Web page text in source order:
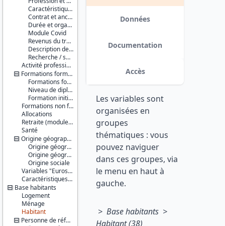
Caractéristiques de l'entreprise
Contrat et ancienneté dans l’emploi
Durée et organisation du travail
Module Covid
Revenus du travail
Description de l'emploi secondaire
Recherche / souhait d’une autre activité professionnelle
Activité professionnelle antérieure
Formations formelles
Formations formelles suivies
Niveau de diplôme le plus élevé
Formation initiale
Formations non formelles
Allocations
Retraite (module complémentaire)
Santé
Origine géographique et sociale
Origine géographique de la personne
Origine géographique des parents
Origine sociale
Variables "Eurostat"
Caractéristiques d'enquête (et identifiants, pondérations...)
Base habitants
Logement
Ménage
Habitant
Personne de référence du logement / du ménage et son conjoint
de travail
Série :
Enquête
Emploi /
Enquête
Emploi en
continu
(EE / EEC)
Couverture
géographique :
France
métropolitaine
Guadeloupe
Martinique
Guyane
française
Réunion
Producteur :
INSEE
Diffuseur :
Progedo-
Adisp
Données
Documentation
Accès
Les variables sont
organisées en
groupes
thématiques : vous
pouvez naviguer
dans ces groupes, via
le menu en haut à
gauche.
> Base habitants >
Habitant (38)